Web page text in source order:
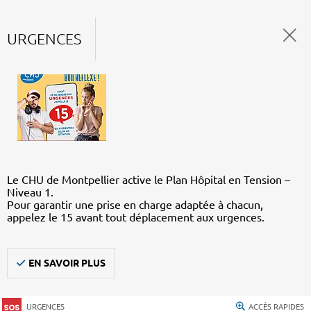
URGENCES
Le CHU de Montpellier active le Plan Hôpital en Tension –
Niveau 1.
Pour garantir une prise en charge adaptée à chacun,
appelez le 15 avant tout déplacement aux urgences.
EN SAVOIR PLUS
URGENCES ACCÈS RAPIDES